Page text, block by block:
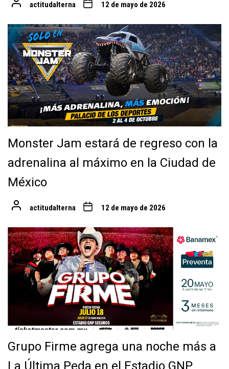
actitudalterna 12 de mayo de 2026
Monster Jam estará de regreso con la
adrenalina al máximo en la Ciudad de
México
actitudalterna 12 de mayo de 2026
Grupo Firme agrega una noche más a